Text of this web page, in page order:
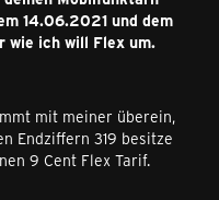
14.06.2021 und dem
wie ich will Flex um.
mit meiner überein,
Endziffern 319 besitze
9 Cent Flex Tarif.